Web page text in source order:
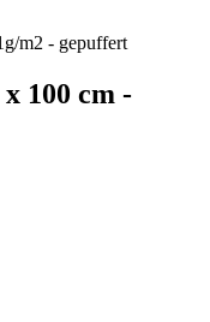
100 cm -